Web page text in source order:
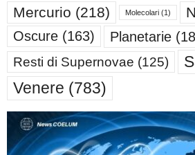
Mercurio (218) Molecolari (1)
Oscure (163) Planetarie
Resti di Supernovae (125)
Venere (783)